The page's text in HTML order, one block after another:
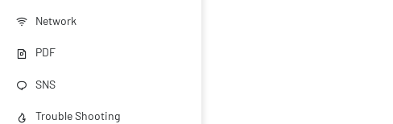
Network
PDF
SNS
Trouble Shooting